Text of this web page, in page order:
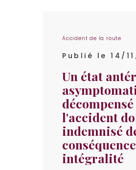
Accident de la route
Publié le 14/
Un état
l'accident
indemnisé
intégralité